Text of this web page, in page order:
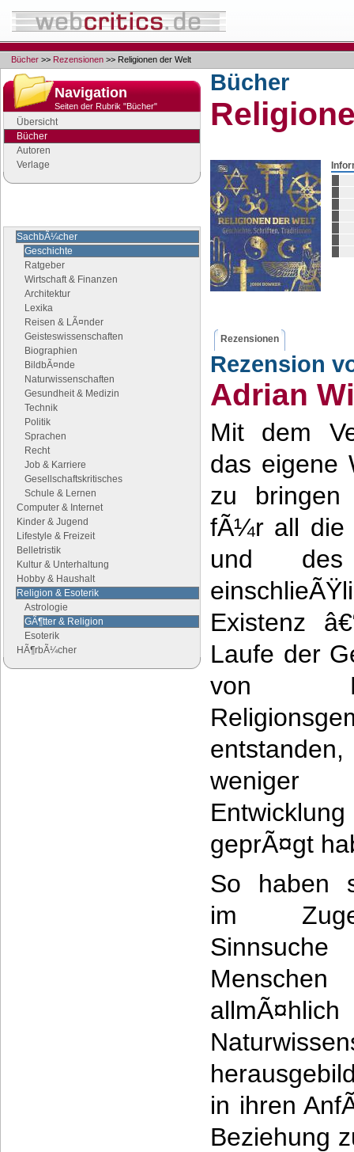
Bücher >> Rezensionen >> Religionen der Welt
Navigation
Seiten der Rubrik "Bücher"
Übersicht
Bücher
Autoren
Verlage
SachbÃ¼cher
Geschichte
Ratgeber
Wirtschaft & Finanzen
Architektur
Lexika
Reisen & LÃ¤nder
Geisteswissenschaften
Biographien
BildbÃ¤nde
Naturwissenschaften
Gesundheit & Medizin
Technik
Politik
Sprachen
Recht
Job & Karriere
Gesellschaftskritisches
Schule & Lernen
Computer & Internet
Kinder & Jugend
Lifestyle & Freizeit
Belletristik
Kultur & Unterhaltung
Hobby & Haushalt
Religion & Esoterik
Astrologie
GÃ¶tter & Religion
Esoterik
HÃ¶rbÃ¼cher
Bücher
Rezensionen
Rezension
Adrian
Mit dem
das eigene
zu bringen
fÃ¼r all die
und des
Existenz
Laufe der
von
weniger
geprÃ¤gt
So haben
im
Menschen
in ihren
Beziehung